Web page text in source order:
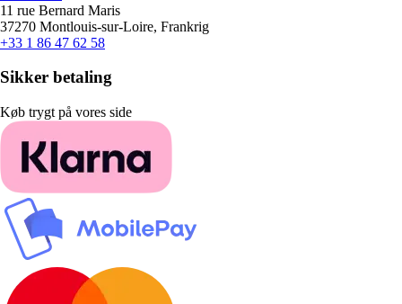
11 rue Bernard Maris
37270 Montlouis-sur-Loire, Frankrig
+33 1 86 47 62 58
Sikker betaling
Køb trygt på vores side